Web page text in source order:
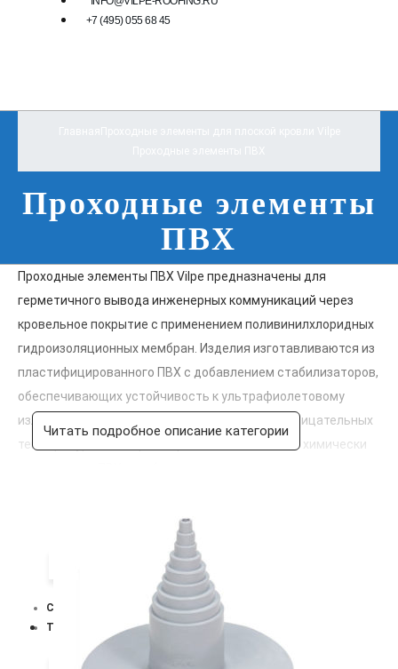
+7 (495) 055 68 45
Проходные элементы
ПВХ
Проходные элементы ПВХ Vilpe предназначены для
герметичного вывода инженерных коммуникаций через
кровельное покрытие с применением поливинилхлоридных
гидроизоляционных мембран. Изделия изготавливаются из
пластифицированного ПВХ с добавлением стабилизаторов,
обеспечивающих устойчивость к ультрафиолетовому
излучению и сохранение пластичности при отрицательных
температурах. Материал проходного элемента химически
водонепроницаемое соединение без риска миграции
пластификаторов. Конструкция включает интегрированный
фланец для соединения с гидроизоляционным ковром и
усиленное основание для механического крепления к
несущей конструкции кровли. Монтаж регламентируется
СП 17.13330.2017, ГОСТ Р 58739-2019 и технической
документацией производителя ПВХ-мембраны. Изделия
Читать подробное описание категории
СВЕТЛО-СЕРЫЙ
ТЕМНО-СЕРЫЙ